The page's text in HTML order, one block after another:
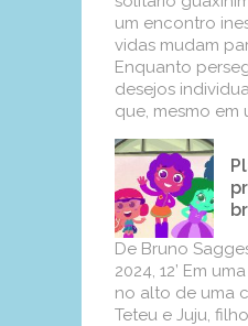
um encontro
vidas mudam
Enquanto
desejos
que, mesmo em
De Bruno
2024, 12’ Em
no alto de uma
Teteu e Juju,